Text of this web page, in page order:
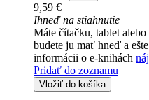
9,59 €
Ihneď na stiahnutie
Máte čítačku, tablet
budete ju mať hneď a
informácii o e-knihách
Pridať do zoznamu
Vložiť do košíka